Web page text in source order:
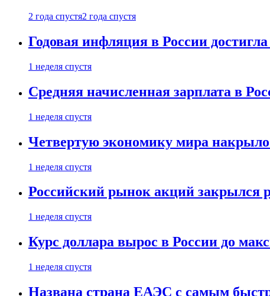
2 года спустя2 года спустя
Годовая инфляция в России
1 неделя спустя
Средняя начисленная зарплата в
1 неделя спустя
Четвертую экономику мира
1 неделя спустя
Российский рынок акций закрылся
1 неделя спустя
Курс доллара вырос в России до
1 неделя спустя
Названа страна ЕАЭС с самым